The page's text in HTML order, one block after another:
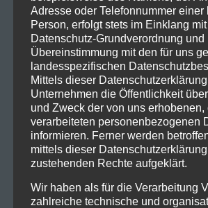
Adresse oder Telefonnummer einer
Person, erfolgt stets im Einklang
Datenschutz-Grundverordnung und
Übereinstimmung mit den für uns
landesspezifischen
Mittels dieser
Unternehmen die Öffentlichkeit
und Zweck der von uns erhobenen,
verarbeiteten personenbezogenen
informieren. Ferner werden
mittels dieser
zustehenden Rechte aufgeklärt.
Wir haben als für die Verarbeitung
zahlreiche technische und